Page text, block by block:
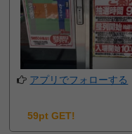
アプリでフォローする
59pt GET!